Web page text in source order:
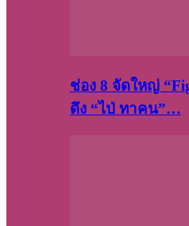
ช่อง 8 จัดใหญ่
ดึง “ไป่ ทาคน”…